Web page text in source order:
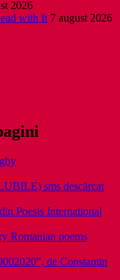
2026
with It 7 august 2026
sms descărcat
Poesis International
Romanian poems
de Constantin